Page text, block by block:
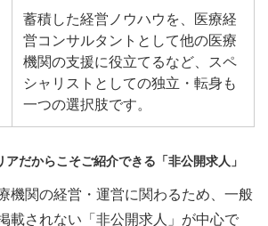
蓄積した経営ノウハウを、医療経
営コンサルタントとして他の医療
機関の支援に役立てるなど、スペ
シャリストとしての独立・転身も
一つの選択肢です。
だからこそご紹介できる「非公開求人」
機関の経営・運営に関わるため、一般
載されない「非公開求人」が中心で